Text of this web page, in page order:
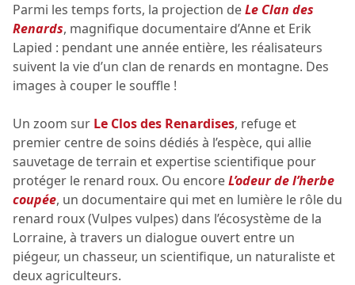
Parmi les temps forts, la projection deLe Clan des
Renards, magnifique documentaire d’Anne et Erik
Lapied : pendant une année entière, les réalisateurs
suivent la vie d’un clan de renards en montagne. Des
images à couper le souffle !
Un zoom sur Le Clos des Renardises, refuge et
premier centre de soins dédiés à l’espèce, qui allie
sauvetage de terrain et expertise scientifique pour
protéger le renard roux. Ou encoreL’odeur de l’herbe
coupée, un documentaire qui met en lumière le rôle du
renard roux (Vulpes vulpes) dans l’écosystème de la
Lorraine, à travers un dialogue ouvert entre un
piégeur, un chasseur, un scientifique, un naturaliste et
deux agriculteurs.